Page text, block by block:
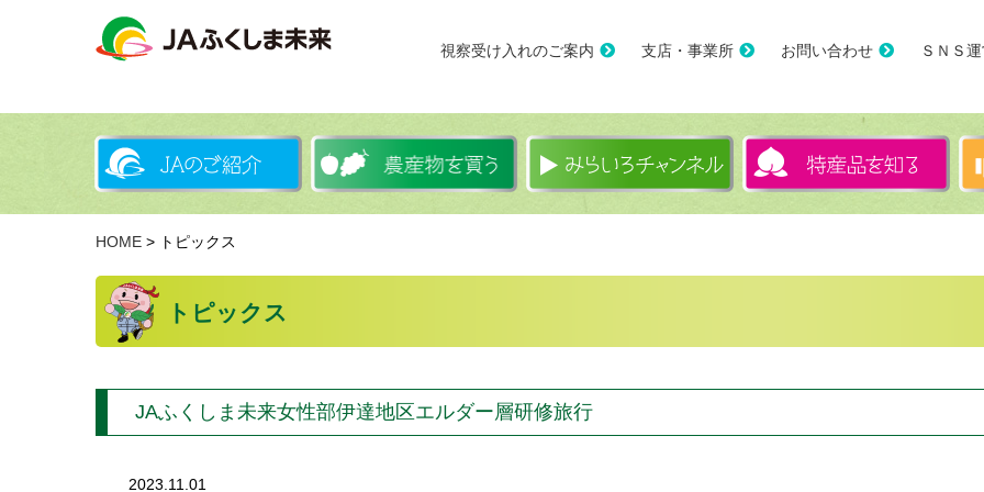
視察受け入れのご案内 支店・事業所 お問い合わせ ＳＮＳ
HOME > トピックス
トピックス
JAふくしま未来女性部伊達地区エルダー層研修旅行
2023.11.01